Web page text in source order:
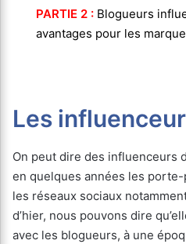
PARTIE 2 : Blogueurs
avantages pour les
Les
On peut dire des influenceurs
en quelques années les
les réseaux sociaux
d’hier, nous pouvons dire
avec les blogueurs, à une